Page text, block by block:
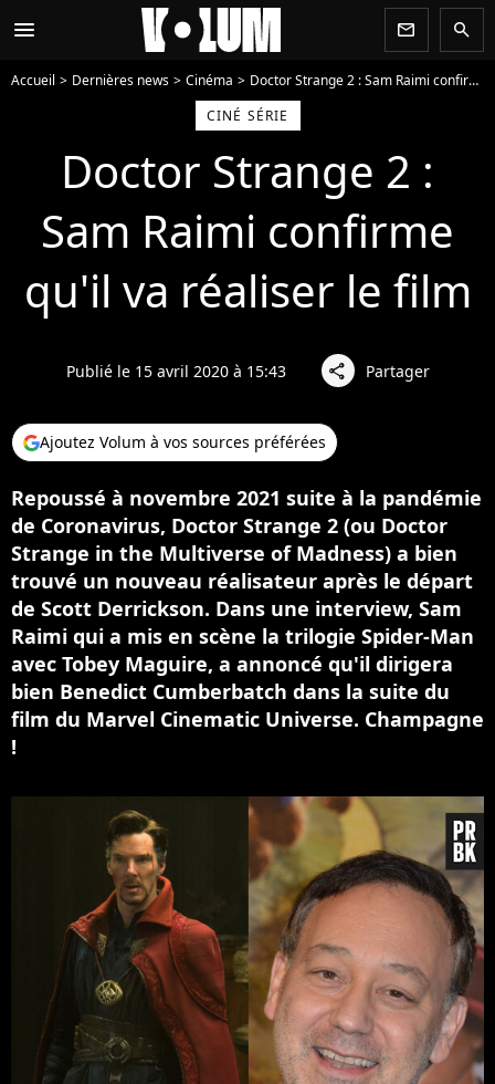
menu newsletter search
Accueil Dernières news Cinéma
Doctor Strange 2 : Sam Raimi confirme qu'il va réaliser le film
CINÉ SÉRIE
Doctor Strange 2 :
Sam Raimi confirme
qu'il va réaliser le film
Publié le 15 avril 2020 à 15:43 share Partager
Ajoutez Volum à vos sources préférées
Repoussé à novembre 2021 suite à la pandémie
de Coronavirus, Doctor Strange 2 (ou Doctor
Strange in the Multiverse of Madness) a bien
trouvé un nouveau réalisateur après le départ
de Scott Derrickson. Dans une interview, Sam
Raimi qui a mis en scène la trilogie Spider-Man
avec Tobey Maguire, a annoncé qu'il dirigera
bien Benedict Cumberbatch dans la suite du
film du Marvel Cinematic Universe. Champagne
!